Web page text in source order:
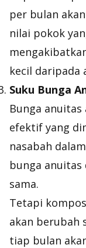
per bulan
nilai pokok
kecil daripada
Suku Bunga
Bunga
efektif yang
nasabah
bunga
sama.
Tetapi
akan berubah
tiap bulan